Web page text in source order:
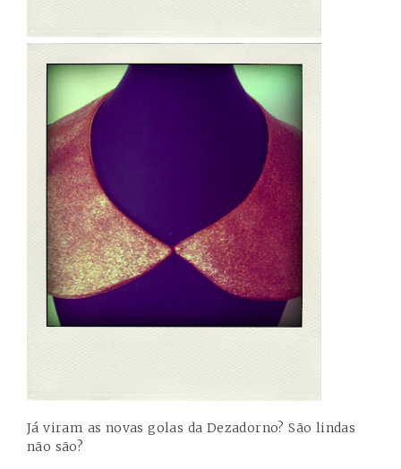
Já viram as novas golas da Dezadorno? São lindas
não são?